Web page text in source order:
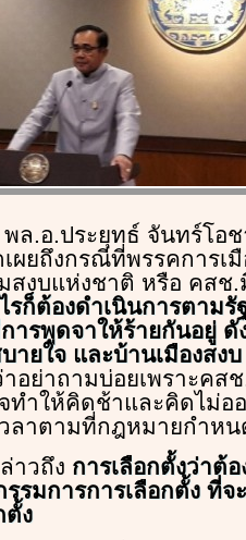
ล.อ.ประยุทธ์ จันทร์โอ
ยถึงกรณีที่พรรคการเมื
สงบแห่งชาติ หรือ คส
รก็ต้องดำเนินการตาม
รพูดจาให้ร้ายกันอยู่ ดั
ายใจ และบ้านเมืองสง
ย่าถามบ่อยเพราะคส
ทำให้คิดช้าและคิดไม่อ
ลาตามที่กฎหมายกำหน
าวถึง การเลือกตั้งว่าต้
มการการเลือกตั้ง ที่จ
ตั้ง